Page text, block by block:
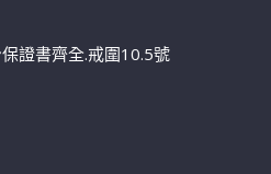
證書齊全.戒圍10.5號